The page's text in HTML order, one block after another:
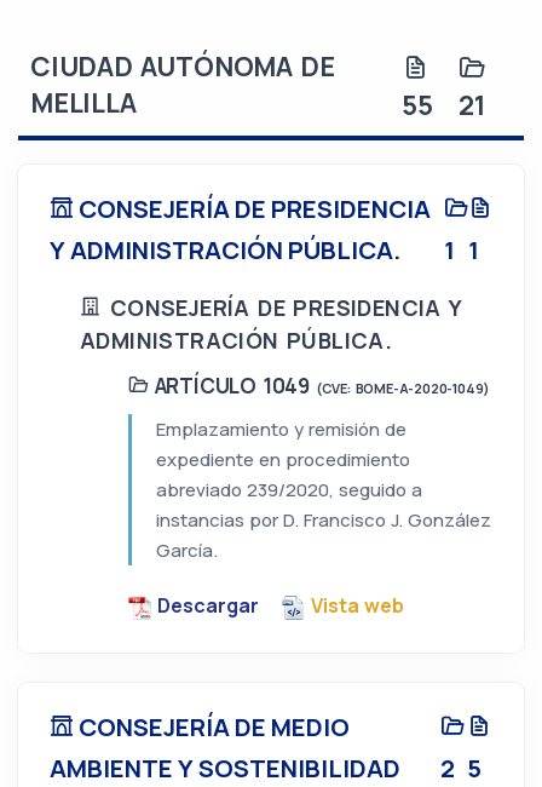
CIUDAD AUTÓNOMA DE
MELILLA
55 21
CONSEJERÍA DE PRESIDENCIA
Y ADMINISTRACIÓN PÚBLICA.
1 1
CONSEJERÍA DE PRESIDENCIA Y
ADMINISTRACIÓN PÚBLICA.
ARTÍCULO 1049 (CVE: BOME-A-2020-1049)
Emplazamiento y remisión de
expediente en procedimiento
abreviado 239/2020, seguido a
instancias por D. Francisco J. González
García.
Descargar Vista web
CONSEJERÍA DE MEDIO
AMBIENTE Y SOSTENIBILIDAD
2 5